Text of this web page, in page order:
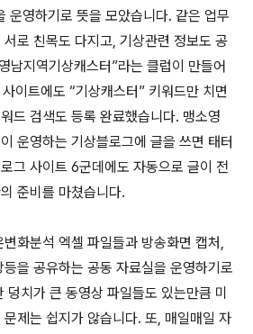
운영하기로 뜻을 모았습니다. 같은 업무
로 친목도 다지고, 기상관련 정보도 공
남지역기상캐스터”라는 클럽이 만들어
이트에도 “기상캐스터” 키워드만 치면
드 검색도 등록 완료했습니다. 맹소영
운영하는 기상블로그에 글을 쓰면 태터
그 사이트 6군데에도 자동으로 글이 전
준비를 마쳤습니다.
화분석 엑셀 파일들과 방송화면 캡처,
을 공유하는 공동 자료실을 운영하기로
치가 큰 동영상 파일들도 있는만큼 미
제는 쉽지가 않습니다. 또, 매일매일 자